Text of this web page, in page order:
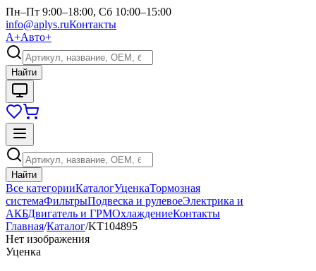
Пн–Пт 9:00–18:00, Сб 10:00–15:00
info@aplys.ruКонтакты
А+Авто+
Найти
Найти
Все категорииКаталогУценкаТормозная
системаФильтрыПодвеска и рулевоеЭлектрика и
АКБДвигатель и ГРМОхлаждениеКонтакты
Главная/Каталог/KT104895
Нет изображения
Уценка